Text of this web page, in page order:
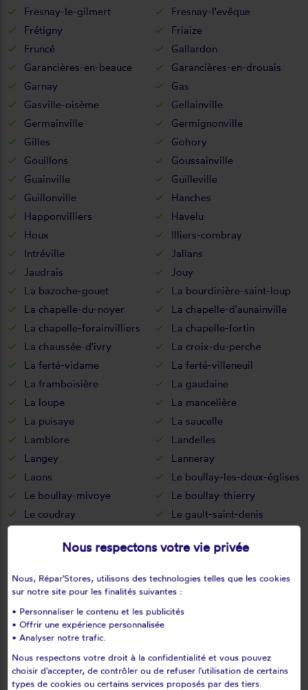
Fresnay-le-gilmert
Fresnay-l'evêque
Frétigny
Friaize
Fruncé
Gallardon
Garancières-en-beauce
Garancières-en-drouais
Garnay
Gas
Gasville-oisème
Gellainville
Germainville
Germignonville
Gilles
Gohory
Gouillons
Goussainville
Guainville
Guilleville
Guillonville
Hanches
Happonvilliers
Havelu
Houx
Illiers-combray
Intréville
Jallans
Jaudrais
Jouy
La bazoche-gouet
La bourdinière-saint-loup
La chapelle-du-noyer
La chapelle-d'aunainville
La chapelle-forainvilliers
La chapelle-fortin
La chaussée-d'ivry
La croix-du-perche
La ferté-vidame
La ferté-villeneuil
La framboisière
La gaudaine
La loupe
La mancelière
La puisaye
La saucelle
Lamblore
Landelles
Langey
Lanneray
Laons
Le boullay-les-deux-églises
Le boullay-mivoye
Le boullay-thierry
Le coudray
Le gault-saint-denis
Le mesnil-simon
Le mesnil-thomas
Les autels-villevillon
Les châtelets
Les châtelliers-notre-dame
Les corvées-les-yys
Les etilleux
Les ressuintes
Levainville
Lèves
Levesville-la-chenard
Logron
Nous respectons votre vie privée
Nous, Répar'Stores, utilisons des technologies telles que les cookies
sur notre site pour les finalités suivantes :
• Personnaliser le contenu et les publicités
• Offrir une expérience personnalisée
• Analyser notre trafic.
Nous respectons votre droit à la confidentialité et vous pouvez
choisir d'accepter, de contrôler ou de refuser l'utilisation de certains
types de cookies ou certains services proposés par des tiers.